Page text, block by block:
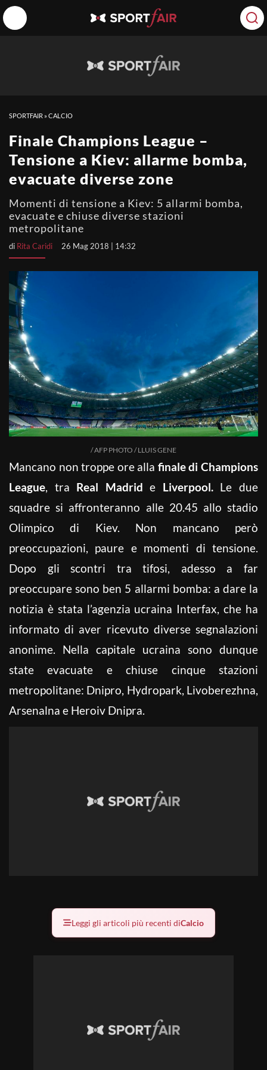
SPORTFAIR »CALCIO
Finale Champions League –
Tensione a Kiev: allarme bomba,
evacuate diverse zone
Momenti di tensione a Kiev: 5 allarmi bomba,
evacuate e chiuse diverse stazioni
metropolitane
di Rita Caridi 26 Mag 2018 | 14:32
/ AFP PHOTO / LLUIS GENE
Mancano non troppe ore alla finale di Champions
League, tra Real Madrid e Liverpool.Le due
squadre si affronteranno alle 20.45 allo stadio
Olimpico di Kiev. Non mancano però
preoccupazioni, paure e momenti di tensione.
Dopo gli scontri tra tifosi, adesso a far
preoccupare sono ben 5 allarmi bomba: a dare la
notizia è stata l’agenzia ucraina Interfax, che ha
informato di aver ricevuto diverse segnalazioni
anonime. Nella capitale ucraina sono dunque
state evacuate e chiuse cinque stazioni
metropolitane: Dnipro, Hydropark, Livoberezhna,
Arsenalna e Heroiv Dnipra.
Leggi gli articoli più recenti diCalcio